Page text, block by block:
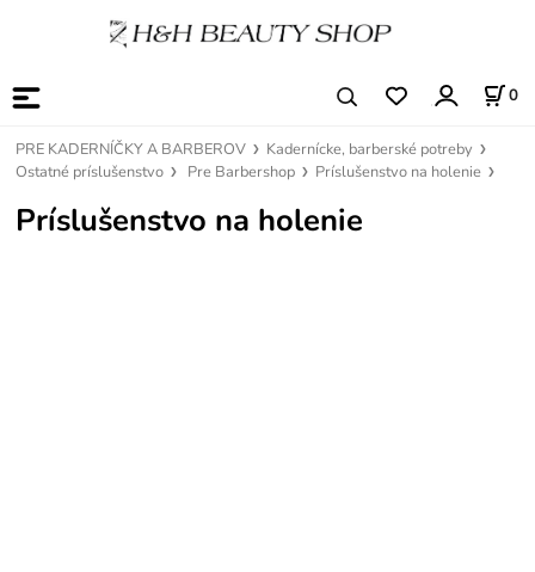
0
PRE KADERNÍČKY A BARBEROV
Kadernícke, barberské potreby
Ostatné príslušenstvo
Pre Barbershop Príslušenstvo na holenie
Príslušenstvo na holenie